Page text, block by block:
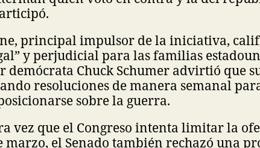
principal impulsor de la iniciativa,
y perjudicial para las familias
demócrata Chuck Schumer advirtió que
resoluciones de manera semanal
sobre la guerra.
vez que el Congreso intenta limitar la
marzo, el Senado también rechazó una